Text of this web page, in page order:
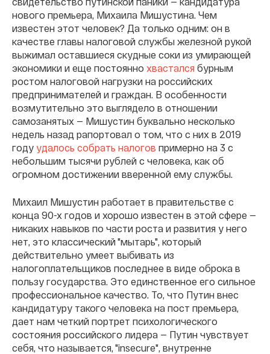
нового премьера, Михаила Мишустина. Чем
известен этот человек? Да только одним: он в
качестве главы налоговой службы железной рукой
выжимал оставшиеся скудные соки из умирающей
экономики и еще постоянно хвастался бурным
ростом налоговой нагрузки на российских
предпринимателей и граждан. В особенности
возмутительно это выглядело в отношении
самозанятых — Мишустин буквально несколько
недель назад рапортовал о том, что с них в 2019
году удалось собрать налогов примерно на 3 с
небольшим тысячи рублей с человека, как об
огромном достижении вверенной ему службы.
Михаил Мишустин работает в правительстве с
конца 90-х годов и хорошо известен в этой сфере —
никаких навыков по части роста и развития у него
нет, это классический "мытарь", который
действительно умеет выбивать из
налогоплательщиков последнее в виде оброка в
пользу государства. Это единственное его сильное
профессиональное качество. То, что Путин внес
кандидатуру такого человека на пост премьера,
дает нам четкий портрет психологического
состояния российского лидера — Путин чувствует
себя, что называется, "insecure", внутренне